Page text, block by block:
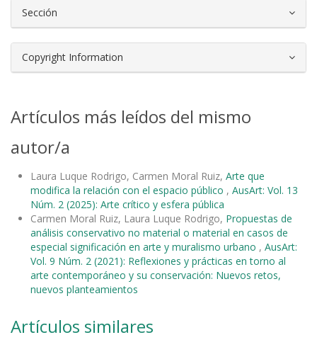
Sección
Copyright Information
Artículos más leídos del mismo
autor/a
Laura Luque Rodrigo, Carmen Moral Ruiz, Arte que
modifica la relación con el espacio público , AusArt: Vol. 13
Núm. 2 (2025): Arte crítico y esfera pública
Carmen Moral Ruiz, Laura Luque Rodrigo, Propuestas de
análisis conservativo no material o material en casos de
especial significación en arte y muralismo urbano , AusArt:
Vol. 9 Núm. 2 (2021): Reflexiones y prácticas en torno al
arte contemporáneo y su conservación: Nuevos retos,
nuevos planteamientos
Artículos similares